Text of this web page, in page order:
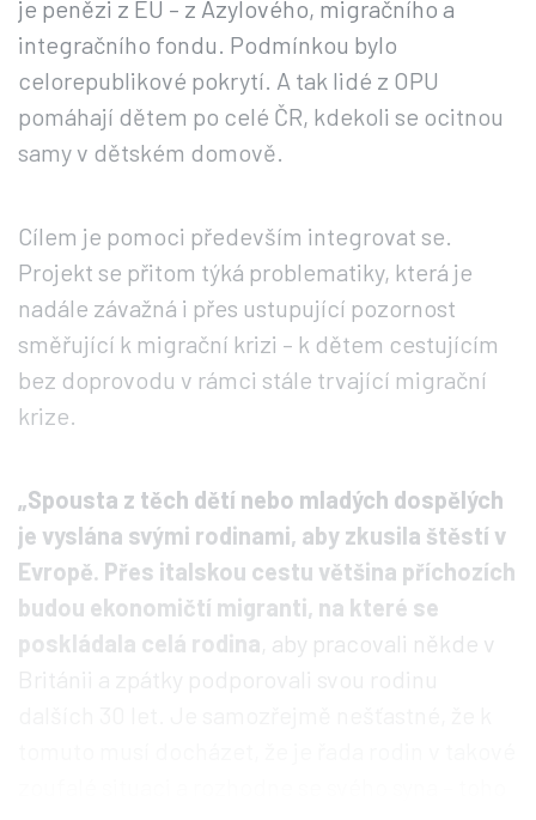
je penězi z EU – z Azylového, migračního a
integračního fondu. Podmínkou bylo
celorepublikové pokrytí. A tak lidé z OPU
pomáhají dětem po celé ČR, kdekoli se ocitnou
samy v dětském domově.
Cílem je pomoci především integrovat se.
Projekt se přitom týká problematiky, která je
nadále závažná i přes ustupující pozornost
směřující k migrační krizi – k dětem cestujícím
bez doprovodu v rámci stále trvající migrační
krize.
„Spousta z těch dětí nebo mladých dospělých
je vyslána svými rodinami, aby zkusila štěstí v
Evropě. Přes italskou cestu většina příchozích
budou ekonomičtí migranti, na které se
poskládala celá rodina, aby pracovali někde v